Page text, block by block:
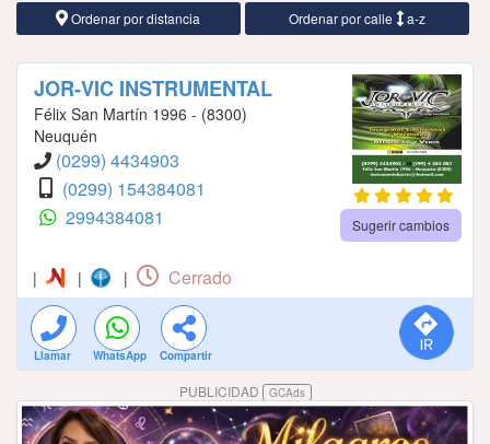
Ordenar por distancia Ordenar por calle a-z
JOR-VIC INSTRUMENTAL
Félix San Martín 1996 - (8300)
Neuquén
(0299) 4434903
(0299) 154384081
2994384081
Sugerir cambios
| | | Cerrado
Llamar WhatsApp Compartir
PUBLICIDAD GCAds